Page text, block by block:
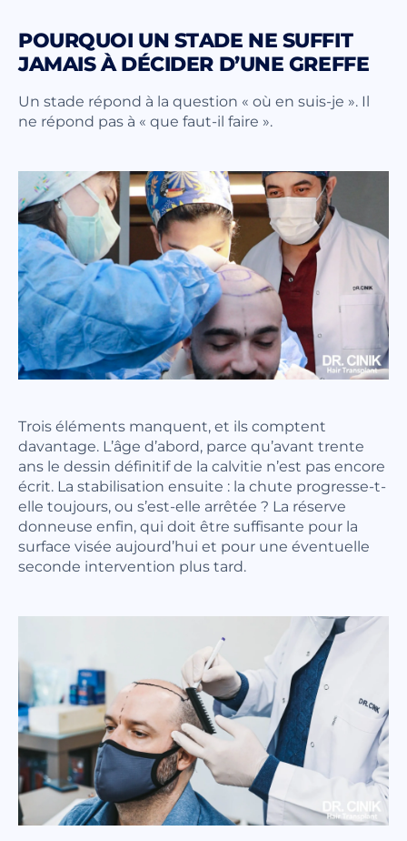
POURQUOI UN STADE NE SUFFIT
JAMAIS À DÉCIDER D’UNE GREFFE
Un stade répond à la question « où en suis-je ». Il
ne répond pas à « que faut-il faire ».
Trois éléments manquent, et ils comptent
davantage. L’âge d’abord, parce qu’avant trente
ans le dessin définitif de la calvitie n’est pas encore
écrit. La stabilisation ensuite : la chute progresse-t-
elle toujours, ou s’est-elle arrêtée ? La réserve
donneuse enfin, qui doit être suffisante pour la
surface visée aujourd’hui et pour une éventuelle
seconde intervention plus tard.